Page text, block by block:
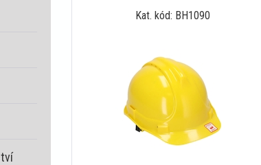
Kat. kód: BH1090